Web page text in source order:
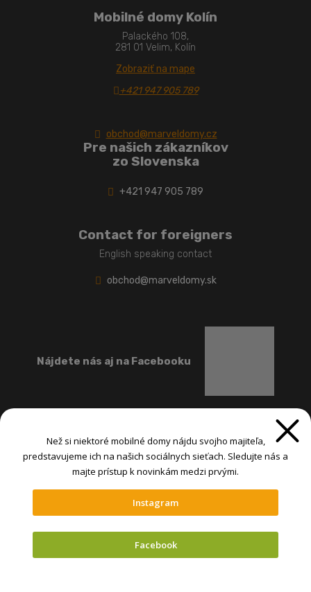
Mobilné domy Kolín
Palackého 108,
281 01 Velim, Kolín
Zobraziť na mape
+421 947 905 789
obchod@marveldomy.cz
Pre našich zákazníkov
zo Slovenska
+421 947 905 789
Contact for foreigners
English speaking contact
obchod@marveldomy.sk
Nájdete nás aj na Facebooku
Podmienky použitia
VYTVORILA
Než si niektoré mobilné domy nájdu svojho majiteľa,
predstavujeme ich na našich sociálnych sieťach. Sledujte nás a
majte prístup k novinkám medzi prvými.
Instagram
Facebook